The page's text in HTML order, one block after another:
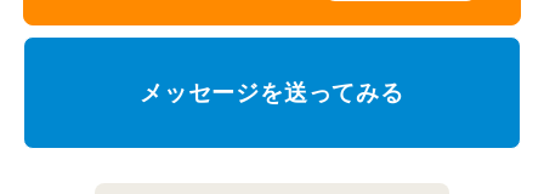
メッセージを送ってみる